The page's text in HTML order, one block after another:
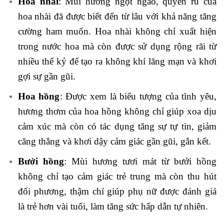
hoa nhài đã được biết đến từ lâu với khả năng tăng
cường ham muốn. Hoa nhài không chỉ xuất hiện
trong nước hoa mà còn được sử dụng rộng rãi từ
nhiều thế kỷ để tạo ra không khí lãng mạn và khơi
gợi sự gần gũi.
Hoa hồng: Được xem là biểu tượng của tình yêu,
hương thơm của hoa hồng không chỉ giúp xoa dịu
cảm xúc mà còn có tác dụng tăng sự tự tin, giảm
căng thẳng và khơi dậy cảm giác gần gũi, gắn kết.
Bưởi hồng: Mùi hương tươi mát từ bưởi hồng
không chỉ tạo cảm giác trẻ trung mà còn thu hút
đối phương, thậm chí giúp phụ nữ được đánh giá
là trẻ hơn vài tuổi, làm tăng sức hấp dẫn tự nhiên.